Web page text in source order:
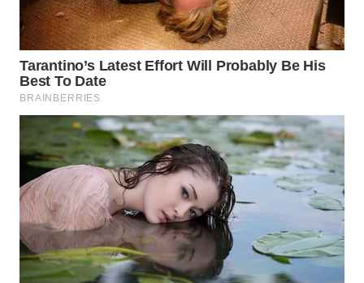
WAHANA
TRAVEL
WAHANA
WAHANANEWS
ID
WAHANANEWS
CO ID
WAHANANEWS